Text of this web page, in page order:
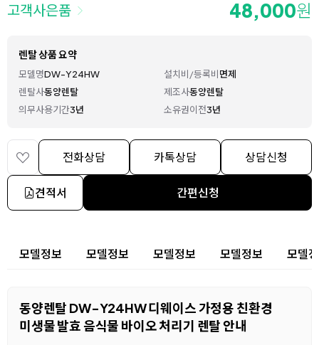
고객사은품 48,000원
렌탈 상품 요약
모델명DW-Y24HW 설치비/등록비면제
렌탈사동양렌탈 제조사동양렌탈
의무사용기간3년 소유권이전3년
전화상담 카톡상담 상담신청
견적서 간편신청
상세 정보
모델정보 모델정보 모델정보 모델정보 모델
동양렌탈 DW-Y24HW 디웨이스 가정용 친환경
미생물 발효 음식물 바이오 처리기 렌탈 안내